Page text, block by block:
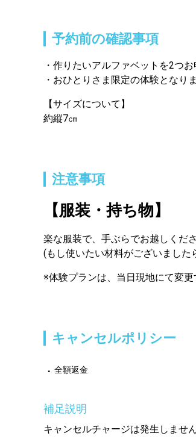
予約前の確認事項
作りたいアルファベットを2つお
おひとりさま限定の体験となり
【サイズについて】
約縦7㎝
注意事項
【服装・持ち物】
楽な服装で、手ぶらでお越しくださ
(もし使いたい材料がございました
※体験プランは、当日現地にて変
キャンセルポリシー
全額返金
補足説明
キャンセルチャージは発生しませ